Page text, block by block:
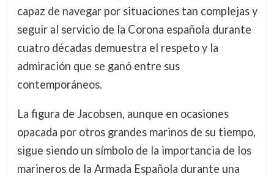
capaz de navegar por situaciones tan complejas y
seguir al servicio de la Corona española durante
cuatro décadas demuestra el respeto y la
admiración que se ganó entre sus
contemporáneos.
La figura de Jacobsen, aunque en ocasiones
opacada por otros grandes marinos de su tiempo,
sigue siendo un símbolo de la importancia de los
marineros de la Armada Española durante una